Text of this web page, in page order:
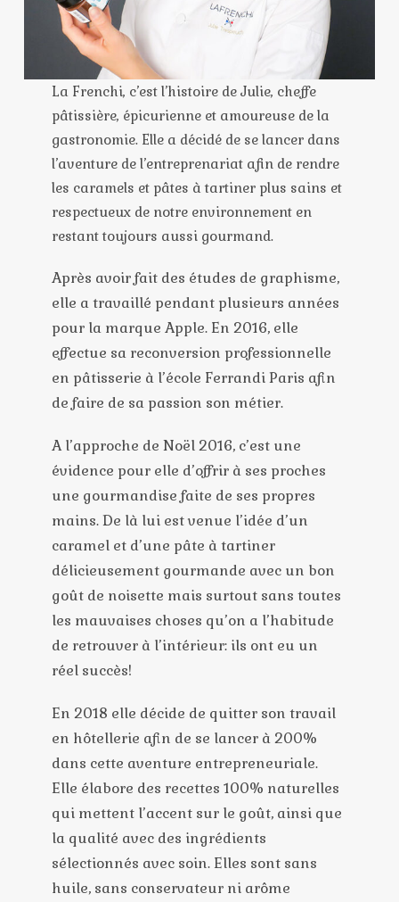
La Frenchi, c’est l’histoire de Julie, cheffe
pâtissière, épicurienne et amoureuse de la
gastronomie. Elle a décidé de se lancer dans
l’aventure de l’entreprenariat afin de rendre
les caramels et pâtes à tartiner plus sains et
respectueux de notre environnement en
restant toujours aussi gourmand.
Après avoir fait des études de graphisme,
elle a travaillé pendant plusieurs années
pour la marque Apple. En 2016, elle
effectue sa reconversion professionnelle
en pâtisserie à l’école Ferrandi Paris afin
de faire de sa passion son métier.
A l’approche de Noël 2016, c’est une
évidence pour elle d’offrir à ses proches
une gourmandise faite de ses propres
mains. De là lui est venue l’idée d’un
caramel et d’une pâte à tartiner
délicieusement gourmande avec un bon
goût de noisette mais surtout sans toutes
les mauvaises choses qu’on a l’habitude
de retrouver à l’intérieur: ils ont eu un
réel succès!
En 2018 elle décide de quitter son travail
en hôtellerie afin de se lancer à 200%
dans cette aventure entrepreneuriale.
Elle élabore des recettes 100% naturelles
qui mettent l’accent sur le goût, ainsi que
la qualité avec des ingrédients
sélectionnés avec soin. Elles sont sans
huile, sans conservateur ni arôme